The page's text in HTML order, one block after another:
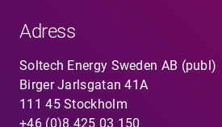
Adress
Soltech Energy Sweden AB (publ)
Birger Jarlsgatan 41A
111 45 Stockholm
+46 (0)8 425 03 150